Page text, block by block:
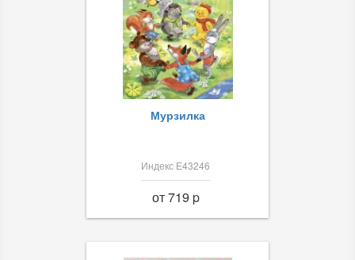
Мурзилка
Индекс Е43246
от 719 p